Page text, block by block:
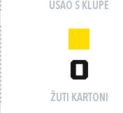
UŠAO S KLUPE
0
ŽUTI KARTONI